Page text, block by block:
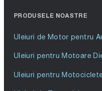
PRODUSELE NOASTRE
Uleiuri de Motor pentru
Uleiuri pentru Motoare
Uleiuri pentru